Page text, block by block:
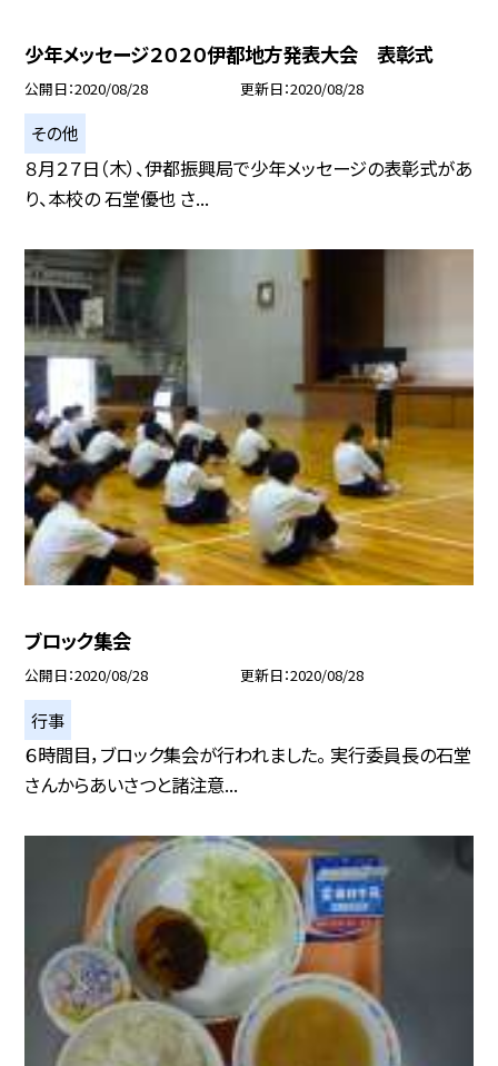
少年メッセージ２０２０伊都地方発表大会 表彰式
公開日 2020/08/28 更新日 2020/08/28
その他
８月２７日（木）、伊都振興局で少年メッセージの表彰式があ
り、本校の 石堂優也 さ...
ブロック集会
公開日 2020/08/28 更新日 2020/08/28
行事
６時間目，ブロック集会が行われました。 実行委員長の石堂
さんからあいさつと諸注意...